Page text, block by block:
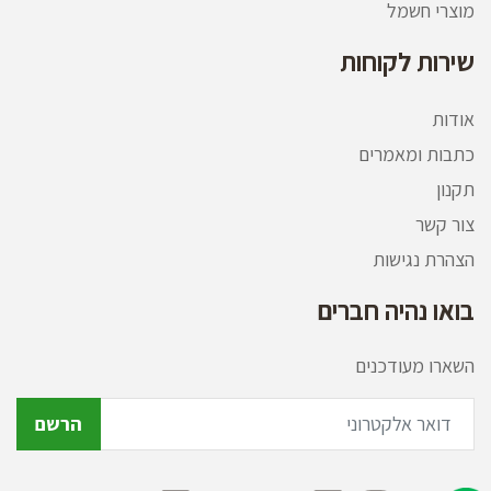
שמותאמים לסיגריות, שאותן אף אין צורך לכבות טרם
ההשלכה והן נכבות מחוסר חמצן בתוך הפח עצמו.
מוצרי חשמל
שירות לקוחות
אודות
כתבות ומאמרים
תקנון
צור קשר
הצהרת נגישות
בואו נהיה חברים
השארו מעודכנים
הרשם